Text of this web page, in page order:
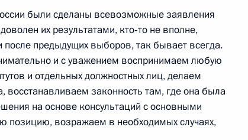
международным делам
были сделаны всевозможные заявления
их результатами, кто‑то не вполне,
после предыдущих выборов, так бывает всегда.
и с уважением воспринимаем любую
и отдельных должностных лиц, делаем
восстанавливаем законность там, где она была
на основе консультаций с основными
позицию, возражаем в необходимых случаях,